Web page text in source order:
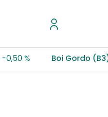
Boi Gordo (B3) :